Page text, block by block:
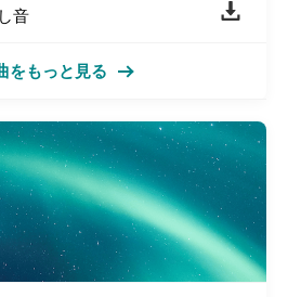
音
をもっと見る